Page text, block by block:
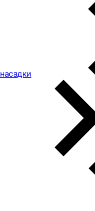
насадки